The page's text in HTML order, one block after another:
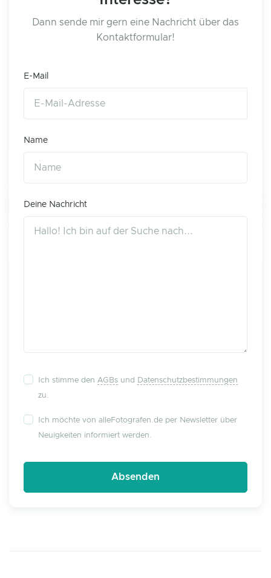
Dann sende mir gern eine Nachricht über das
Kontaktformular!
E-Mail
Name
Deine Nachricht
Ich stimme den AGBs und
Datenschutzbestimmungen
zu.
Ich möchte von alleFotografen.de per Newsletter über
Neuigkeiten informiert werden.